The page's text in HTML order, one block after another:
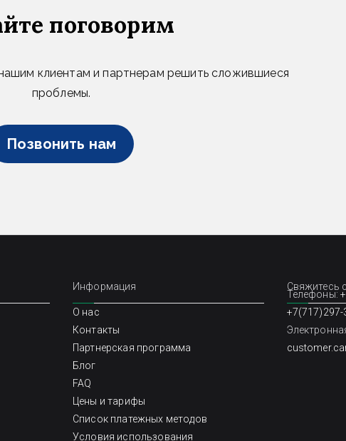
поговорим
клиентам и партнерам решить сложившиеся
проблемы.
Позвонить нам
Информация
О нас
Контакты
Партнерская программа
Блог
FAQ
Цены и тарифы
Список платежных методов
Условия использования
Свяжитесь
Телефоны:
+7(717)297-